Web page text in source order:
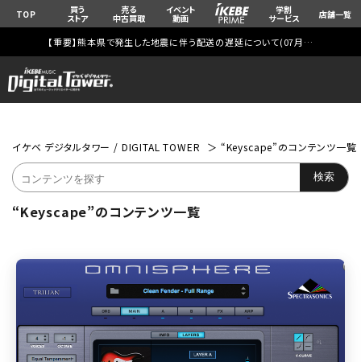
TOP 買う
ストア
売る
中古買取
イベント
動画
学割
サービス 店舗一覧
【重要】熊本県で発生した地震に伴う配送の遅延について(07月29日
イケベ デジタルタワー / DIGITAL TOWER “Keyscape”のコンテンツ一覧
“Keyscape”のコンテンツ一覧